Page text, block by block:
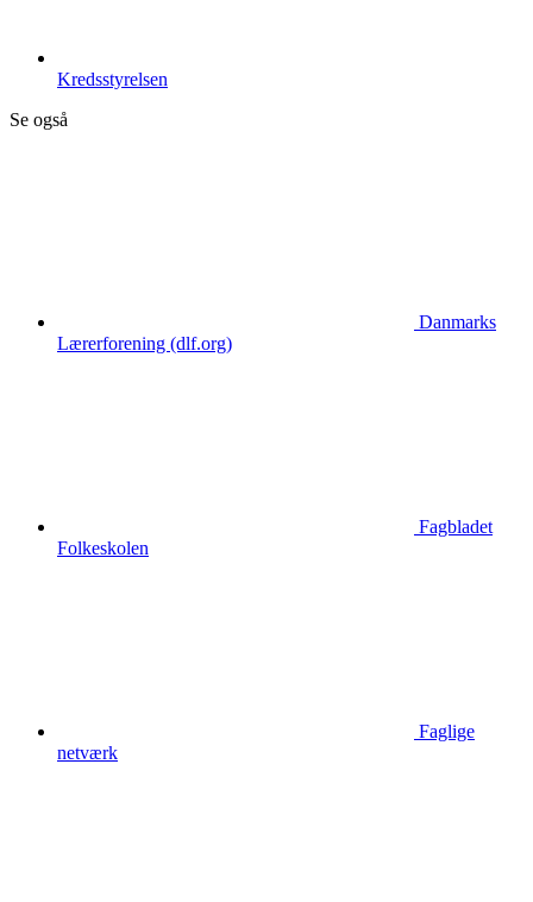
Kredsstyrelsen
Se også
Danmarks
Lærerforening (dlf.org)
Fagbladet
Folkeskolen
Faglige
netværk